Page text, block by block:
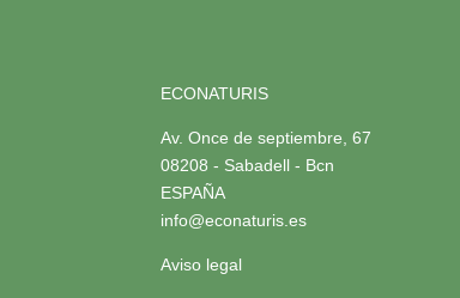
ECONATURIS
Av. Once de septiembre, 67
08208 - Sabadell - Bcn
ESPAÑA
info@econaturis.es
Aviso legal